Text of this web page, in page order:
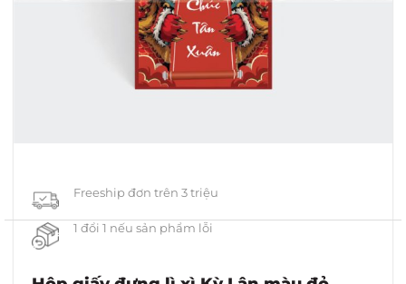
Freeship đơn trên 3 triệu
1 đổi 1 nếu sản phẩm lỗi